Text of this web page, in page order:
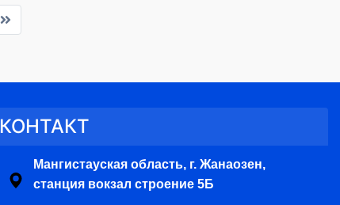
КОНТАКТ
Мангистауская область, г. Жанаозен,
станция вокзал строение 5Б